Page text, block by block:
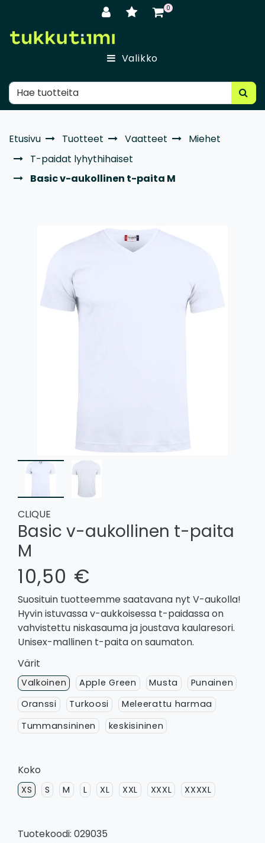
0
Valikko
Etusivu Tuotteet Vaatteet
Miehet
T-paidat lyhythihaiset
Basic v-aukollinen t-paita M
CLIQUE
Basic v-aukollinen t-paita
M
10,50 €
Suosituin tuotteemme saatavana nyt V-aukolla!
Hyvin istuvassa v-aukkoisessa t-paidassa on
vahvistettu niskasauma ja joustava kaularesori.
Unisex-mallinen t-paita on saumaton.
Värit
Valkoinen Apple Green Musta
Punainen
Oranssi
Turkoosi
Meleerattu harmaa
Tummansininen
keskisininen
Koko
XS S M L XL XXL XXXL XXXXL
Tuotekoodi: 029035